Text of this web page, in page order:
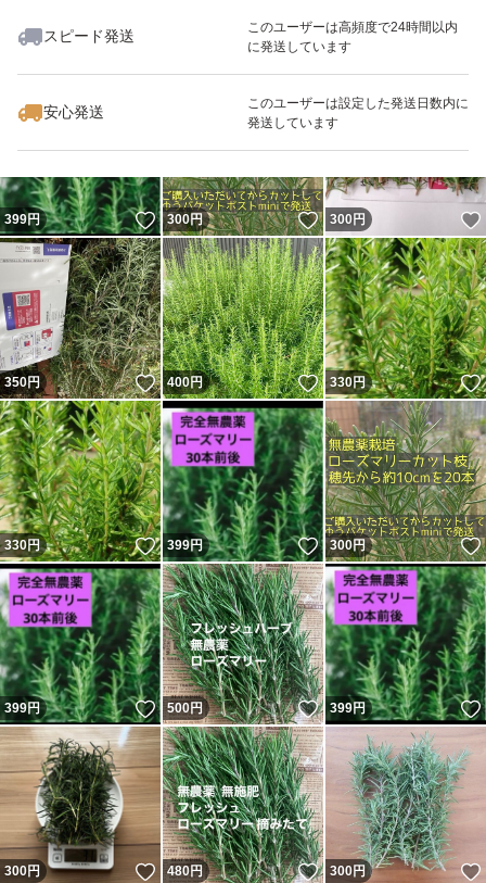
不織布の袋やハンカチに包み
鎮静作用もあり安眠効果も期待
勿論、ドライにしても◎
洗濯ネットに入れて入浴剤としてお使いされる事もオスス
メ
鎮静作用
美容エキスにより
疲れた身体を癒やし
温浴効果
肌もツヤツヤになり
私的には
お気に入りです
ローズマリーとミネラル・ウォーターを使って、ローズマ
リー・ウォーターと言われる化粧水を手作りします。
ローズマリーのフレッシュな香りに癒されて、肌を引き締
め血行も良くしてくれるオススメ化粧水
アレルギーある方は
気をつけて自己責任で
お使いください
スピード発送
このユーザーは高頻度で24時間以内
に発送しています
安心発送
このユーザーは設定した発送日数内に
発送しています
いいね！
350
399円 いいね！
300円 いいね！
300 円
350円 いいね！
400円 いいね！
330円
330円 いいね！
399円 いいね！
300円
399円 いいね！
500円 いいね！
399円
300円 いいね！
480円 いいね！
300円